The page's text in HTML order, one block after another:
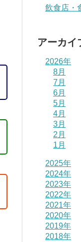
飲食店・
アーカイ
2026年
8月
7月
6月
5月
4月
3月
2月
1月
2025年
2024年
2023年
2022年
2021年
2020年
2019年
2018年